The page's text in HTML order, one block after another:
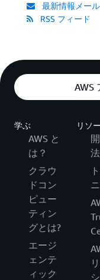
最新情報メール
RSS フィード
AWS
学ぶ
AWS と
は？
クラウ
ドコン
ピュー
ティン
グとは?
エージ
ェンテ
ィック
リソ
法